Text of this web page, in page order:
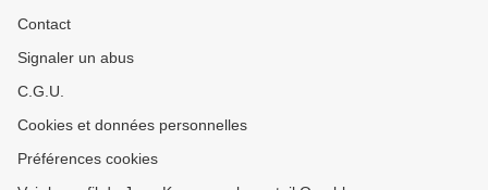
Contact
Signaler un abus
C.G.U.
Cookies et données personnelles
Préférences cookies